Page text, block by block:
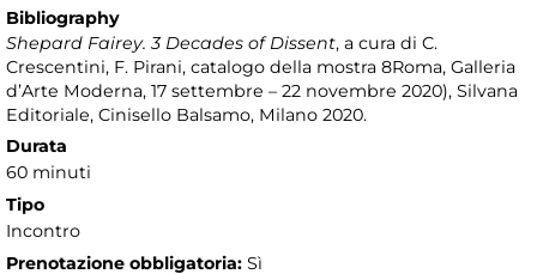
Bibliography
Shepard Fairey. 3 Decades of Dissent, a cura di C.
Crescentini, F. Pirani, catalogo della mostra 8Roma, Galleria
d’Arte Moderna, 17 settembre – 22 novembre 2020), Silvana
Editoriale, Cinisello Balsamo, Milano 2020.
Durata
60 minuti
Tipo
Incontro
Prenotazione obbligatoria: Sì